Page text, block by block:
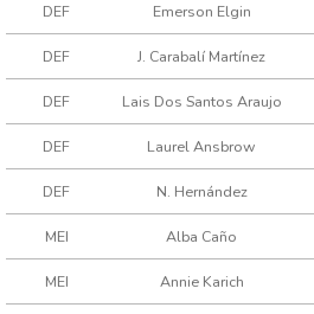
DEF Emerson Elgin
DEF J. Carabalí Martínez
DEF Lais Dos Santos Araujo
DEF Laurel Ansbrow
DEF N. Hernández
MEI Alba Caño
MEI Annie Karich